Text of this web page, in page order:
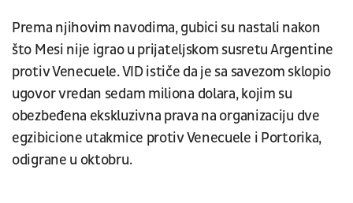
Prema njihovim navodima, gubici su nastali nakon
što Mesi nije igrao u prijateljskom susretu Argentine
protiv Venecuele. VID ističe da je sa savezom sklopio
ugovor vredan sedam miliona dolara, kojim su
obezbeđena ekskluzivna prava na organizaciju dve
egzibicione utakmice protiv Venecuele i Portorika,
odigrane u oktobru.